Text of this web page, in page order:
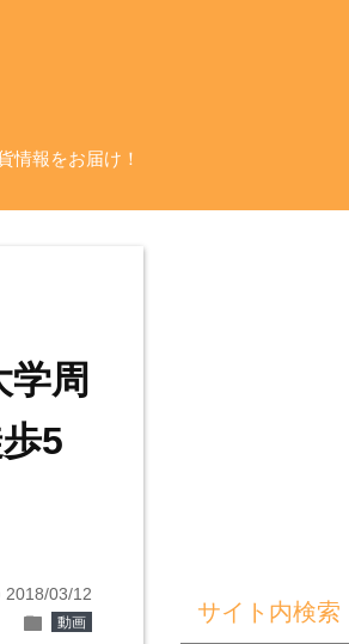
情報をお届け！
周
5
2018/03/12
folder 動画 サイト内検索